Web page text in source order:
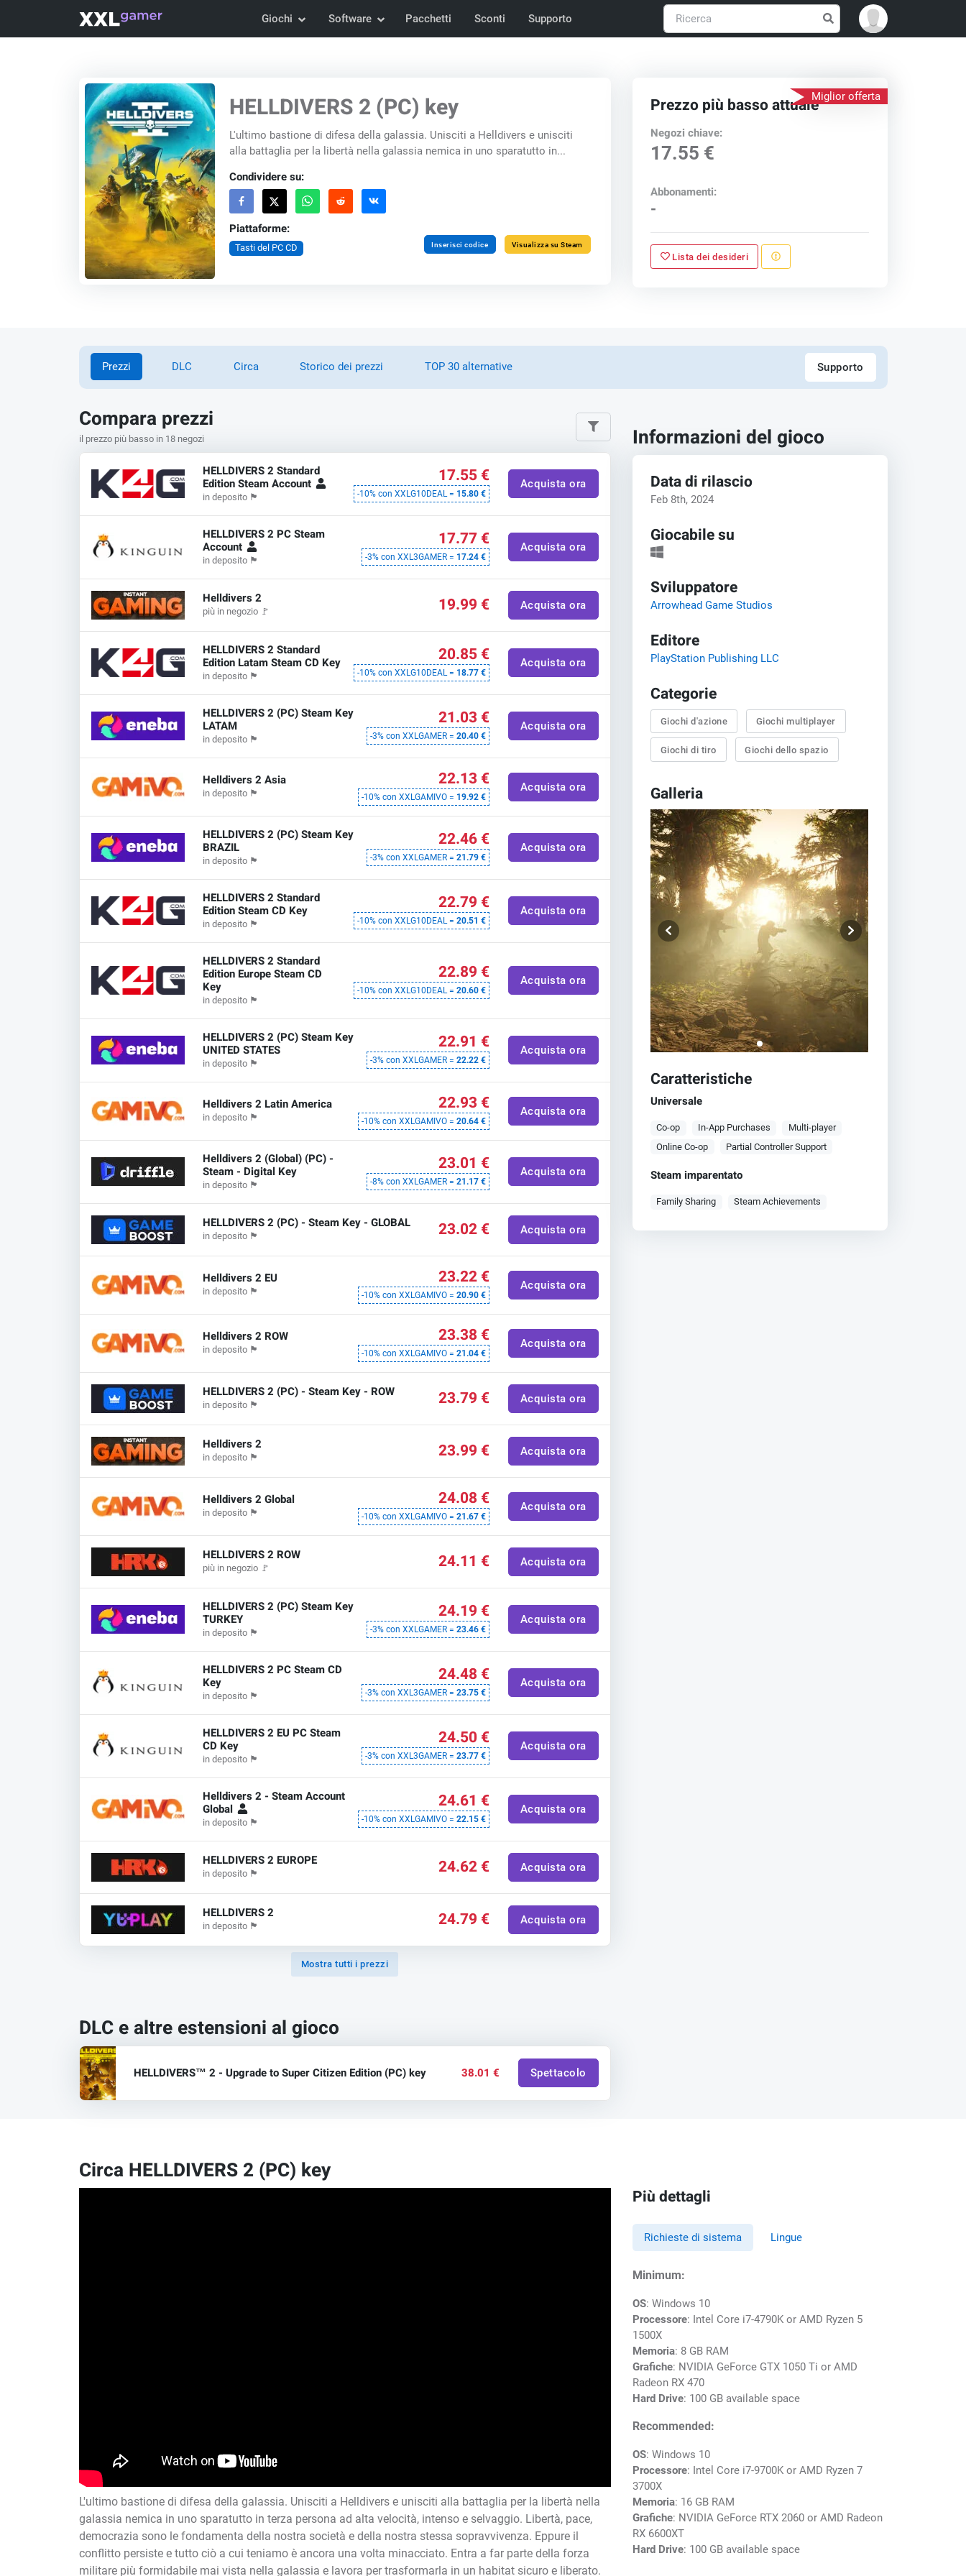
Giochi Software Pacchetti Sconti Supporto
HELLDIVERS 2 (PC) key
L'ultimo bastione di difesa della galassia. Unisciti a Helldivers e unisciti
alla battaglia per la libertà nella galassia nemica in uno sparatutto in...
Condividere su:
Piattaforme:
Tasti del PC CD Inserisci codice Visualizza su Steam
Miglior offerta
Prezzo più basso attuale
Negozi chiave:
17.55 €
Abbonamenti:
-
Lista dei desideri
Prezzi DLC Circa Storico dei prezzi TOP 30 alternative Supporto
Compara prezzi
il prezzo più basso in 18 negozi
HELLDIVERS 2 Standard
Edition Steam Account
in deposito 🏴
17.55 €
-10% con XXLG10DEAL = 15.80 €
Acquista ora
HELLDIVERS 2 PC Steam
Account
in deposito 🏴
17.77 €
-3% con XXL3GAMER = 17.24 €
Acquista ora
Helldivers 2
più in negozio 🚩 19.99 € Acquista ora
HELLDIVERS 2 Standard
Edition Latam Steam CD Key
in deposito 🏴
20.85 €
-10% con XXLG10DEAL = 18.77 €
Acquista ora
HELLDIVERS 2 (PC) Steam Key
LATAM
in deposito 🏴
21.03 €
-3% con XXLGAMER = 20.40 €
Acquista ora
Helldivers 2 Asia
in deposito 🏴
22.13 €
-10% con XXLGAMIVO = 19.92 €
Acquista ora
HELLDIVERS 2 (PC) Steam Key
BRAZIL
in deposito 🏴
22.46 €
-3% con XXLGAMER = 21.79 €
Acquista ora
HELLDIVERS 2 Standard
Edition Steam CD Key
in deposito 🏴
22.79 €
-10% con XXLG10DEAL = 20.51 €
Acquista ora
HELLDIVERS 2 Standard
Edition Europe Steam CD
Key
in deposito 🏴
22.89 €
-10% con XXLG10DEAL = 20.60 €
Acquista ora
HELLDIVERS 2 (PC) Steam Key
UNITED STATES
in deposito 🏴
22.91 €
-3% con XXLGAMER = 22.22 €
Acquista ora
Helldivers 2 Latin America
in deposito 🏴
22.93 €
-10% con XXLGAMIVO = 20.64 €
Acquista ora
Helldivers 2 (Global) (PC) -
Steam - Digital Key
in deposito 🏴
23.01 €
-8% con XXLGAMER = 21.17 €
Acquista ora
HELLDIVERS 2 (PC) - Steam Key - GLOBAL
in deposito 🏴 23.02 € Acquista ora
Helldivers 2 EU
in deposito 🏴
23.22 €
-10% con XXLGAMIVO = 20.90 €
Acquista ora
Helldivers 2 ROW
in deposito 🏴
23.38 €
-10% con XXLGAMIVO = 21.04 €
Acquista ora
HELLDIVERS 2 (PC) - Steam Key - ROW
in deposito 🏴 23.79 € Acquista ora
Helldivers 2
in deposito 🏴 23.99 € Acquista ora
Helldivers 2 Global
in deposito 🏴
24.08 €
-10% con XXLGAMIVO = 21.67 €
Acquista ora
HELLDIVERS 2 ROW
più in negozio 🚩 24.11 € Acquista ora
HELLDIVERS 2 (PC) Steam Key
TURKEY
in deposito 🏴
24.19 €
-3% con XXLGAMER = 23.46 €
Acquista ora
HELLDIVERS 2 PC Steam CD
Key
in deposito 🏴
24.48 €
-3% con XXL3GAMER = 23.75 €
Acquista ora
HELLDIVERS 2 EU PC Steam
CD Key
in deposito 🏴
24.50 €
-3% con XXL3GAMER = 23.77 €
Acquista ora
Helldivers 2 - Steam Account
Global
in deposito 🏴
24.61 €
-10% con XXLGAMIVO = 22.15 €
Acquista ora
HELLDIVERS 2 EUROPE
in deposito 🏴 24.62 € Acquista ora
HELLDIVERS 2
in deposito 🏴 24.79 € Acquista ora
Mostra tutti i prezzi
DLC e altre estensioni al gioco
HELLDIVERS™ 2 - Upgrade to Super Citizen Edition (PC) key 38.01 € Spettacolo
Informazioni del gioco
Data di rilascio
Feb 8th, 2024
Giocabile su
Sviluppatore
Arrowhead Game Studios
Editore
PlayStation Publishing LLC
Categorie
Giochi d'azione Giochi multiplayer
Giochi di tiro Giochi dello spazio
Galleria
Caratteristiche
Universale
Co-op In-App Purchases
Multi-player
Online Co-op
Partial Controller Support
Steam imparentato
Family Sharing Steam Achievements
Circa HELLDIVERS 2 (PC) key
L'ultimo bastione di difesa della galassia. Unisciti a Helldivers e unisciti alla battaglia per la libertà nella
galassia nemica in uno sparatutto in terza persona ad alta velocità, intenso e selvaggio. Libertà, pace,
democrazia sono le fondamenta della nostra società e della nostra stessa sopravvivenza. Eppure il
conflitto persiste e tutto ciò a cui teniamo è ancora una volta minacciato. Entra a far parte della forza
militare più formidabile mai vista nella galassia e lavora per trasformarla in un habitat sicuro e liberato.
Più dettagli
Richieste di sistema Lingue
Minimum:
OS: Windows 10
Processore: Intel Core i7-4790K or AMD Ryzen 5
1500X
Memoria: 8 GB RAM
Grafiche: NVIDIA GeForce GTX 1050 Ti or AMD
Radeon RX 470
Hard Drive: 100 GB available space
Recommended:
OS: Windows 10
Processore: Intel Core i7-9700K or AMD Ryzen 7
3700X
Memoria: 16 GB RAM
Grafiche: NVIDIA GeForce RTX 2060 or AMD Radeon
RX 6600XT
Hard Drive: 100 GB available space